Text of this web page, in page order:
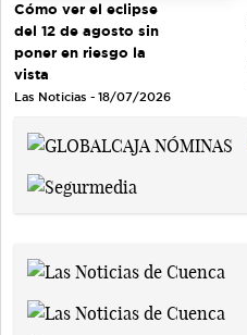
Cómo ver el eclipse
del 12 de agosto sin
poner en riesgo la
vista
Las Noticias - 18/07/2026